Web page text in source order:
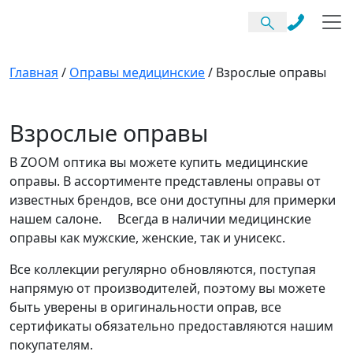
Главная / Оправы медицинские/ Взрослые оправы
Взрослые оправы
В ZOOM оптика вы можете купить медицинские
оправы. В ассортименте представлены оправы от
известных брендов, все они доступны для примерки
нашем салоне. Всегда в наличии медицинские
оправы как мужские, женские, так и унисекс.
Все коллекции регулярно обновляются, поступая
напрямую от производителей, поэтому вы можете
быть уверены в оригинальности оправ, все
сертификаты обязательно предоставляются нашим
покупателям.